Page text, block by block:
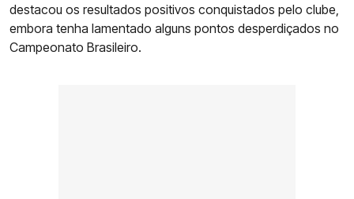
destacou os resultados positivos conquistados pelo clube,
embora tenha lamentado alguns pontos desperdiçados no
Campeonato Brasileiro.